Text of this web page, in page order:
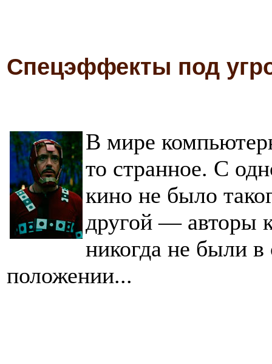
Спецэффекты под
В мире
то странное. С
кино не было
другой — авторы
никогда не были
положении...